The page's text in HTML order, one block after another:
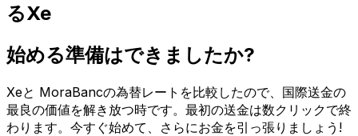
るXe
始める準備はできましたか?
Xeと MoraBancの為替レートを比較したので、国際送金の
最良の価値を解き放つ時です。最初の送金は数クリックで終
わります。今すぐ始めて、さらにお金を引っ張りましょう!